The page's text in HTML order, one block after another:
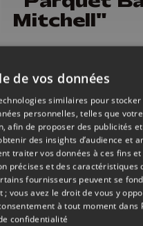
Mitchell"
BASKET
de vos données
similaires pour
personnelles, telles que votre
afin de proposer des publicités
des insights d’audience et
traiter vos données à ces fins et
précises et des caractéristiques
fournisseurs peuvent se
vous avez le droit de vous y
à tout moment dans
confidentialité